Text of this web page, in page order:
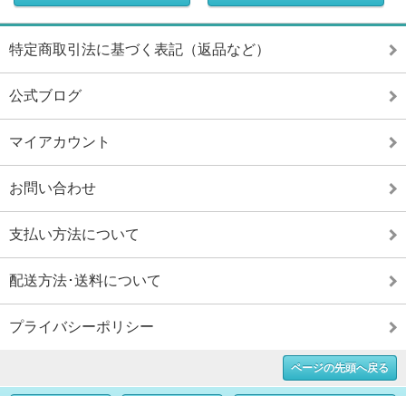
特定商取引法に基づく表記（返品など）
公式ブログ
マイアカウント
お問い合わせ
支払い方法について
配送方法･送料について
プライバシーポリシー
ページの先頭へ戻る